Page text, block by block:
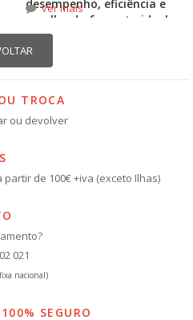
desempenho, eficiência e
escolha do formato ideal
ver mais
TROCA
ou devolver
de 100€ +iva (exceto Ilhas)
021
nacional)
SEGURO